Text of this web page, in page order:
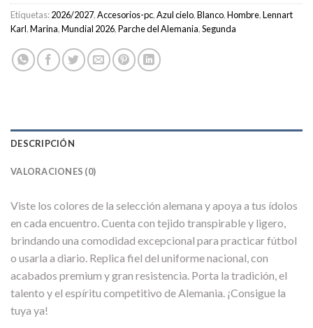
Etiquetas:2026/2027,Accesorios-pc,Azul cielo,Blanco,Hombre,Lennart
Karl,Marina,Mundial 2026,Parche del Alemania,Segunda
DESCRIPCIÓN
VALORACIONES (0)
Viste los colores de la selección alemana y apoya a tus ídolos
en cada encuentro. Cuenta con tejido transpirable y ligero,
brindando una comodidad excepcional para practicar fútbol
o usarla a diario. Replica fiel del uniforme nacional, con
acabados premium y gran resistencia. Porta la tradición, el
talento y el espíritu competitivo de Alemania. ¡Consigue la
tuya ya!